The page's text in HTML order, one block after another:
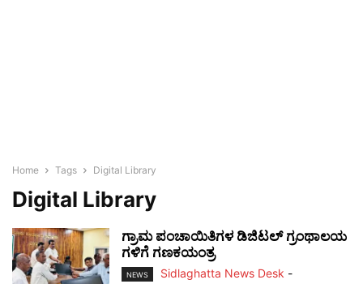
Home Tags Digital Library
Digital Library
ಗ್ರಾಮ ಪಂಚಾಯಿತಿಗಳ ಡಿಜಿಟಲ್ ಗ್ರಂಥಾಲಯ
ಗಳಿಗೆ ಗಣಕಯಂತ್ರ
NEWS Sidlaghatta News Desk -